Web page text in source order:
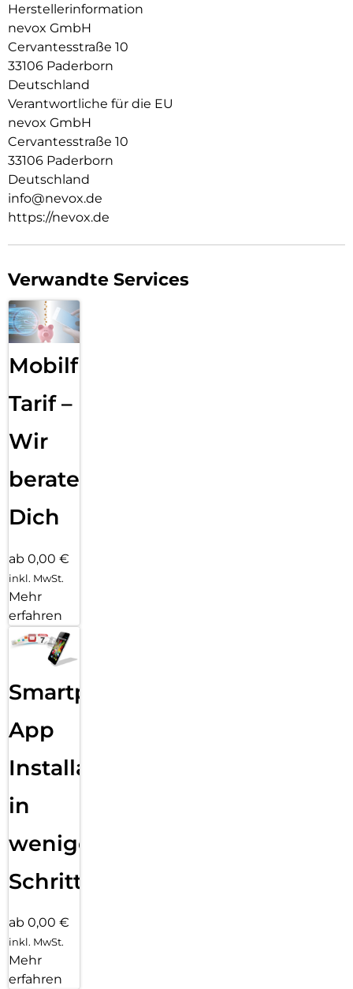
Durch das verwendete Material ist diese komplett
Transparent und bringt jegliche Farbe des Smartphones,
passend zur Geltung.
Die Anschlüsse, Knöpfe und Kamera bleiben voll zugänglich.
Hochwertiges Schmutzabweisendes Material und
Schockproof durch eingearbeitete Luftpolster in den Ecken.
Herstellerinformation
nevox GmbH
Cervantesstraße 10
33106 Paderborn
Deutschland
Verantwortliche für die EU
nevox GmbH
Cervantesstraße 10
33106 Paderborn
Deutschland
info@nevox.de
https://nevox.de
Verwandte Services
Mobilfunk
Tarif –
Wir
beraten
Dich
ab 0,00 €
inkl. MwSt.
Mehr
erfahren
Smartphone
App
Installation
in
wenigen
Schritten
ab 0,00 €
inkl. MwSt.
Mehr
erfahren